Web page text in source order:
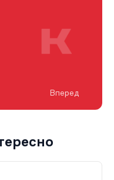
Вперед